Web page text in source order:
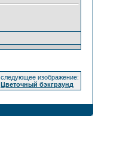
следующее изображение:
Цветочный бэкграунд